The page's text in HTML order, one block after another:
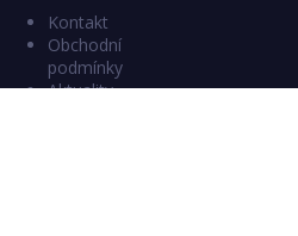
Kontakt
Obchodní
podmínky
Aktuality